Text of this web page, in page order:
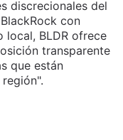
discrecionales del
con
local, BLDR ofrece
transparente
que están